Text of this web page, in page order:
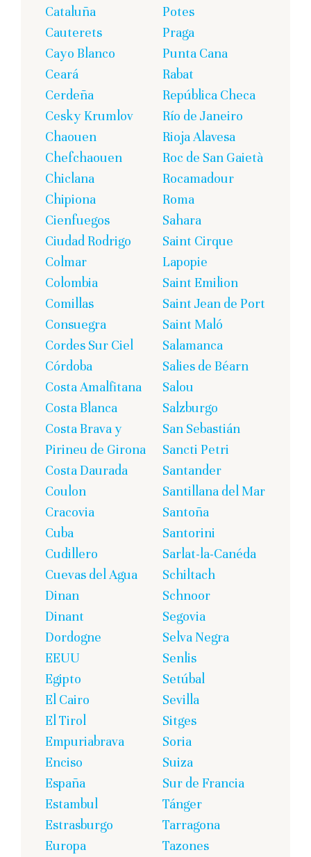
Cataluña
Cauterets
Cayo Blanco
Ceará
Cerdeña
Cesky Krumlov
Chaouen
Chefchaouen
Chiclana
Chipiona
Cienfuegos
Ciudad Rodrigo
Colmar
Colombia
Comillas
Consuegra
Cordes Sur Ciel
Córdoba
Costa Amalfitana
Costa Blanca
Costa Brava y
Pirineu de Girona
Costa Daurada
Coulon
Cracovia
Cuba
Cudillero
Cuevas del Agua
Dinan
Dinant
Dordogne
EEUU
Egipto
El Cairo
El Tirol
Empuriabrava
Enciso
España
Estambul
Estrasburgo
Europa
Potes
Praga
Punta Cana
Rabat
República Checa
Río de Janeiro
Rioja Alavesa
Roc de San Gaietà
Rocamadour
Roma
Sahara
Saint Cirque
Lapopie
Saint Emilion
Saint Jean de Port
Saint Maló
Salamanca
Salies de Béarn
Salou
Salzburgo
San Sebastián
Sancti Petri
Santander
Santillana del Mar
Santoña
Santorini
Sarlat-la-Canéda
Schiltach
Schnoor
Segovia
Selva Negra
Senlis
Setúbal
Sevilla
Sitges
Soria
Suiza
Sur de Francia
Tánger
Tarragona
Tazones